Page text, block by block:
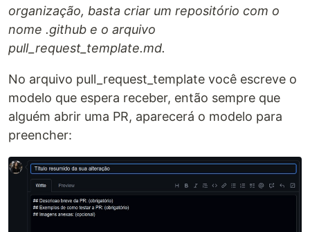
organização, basta criar um repositório com o
nome .github e o arquivo
pull_request_template.md.
No arquivo pull_request_template você escreve o
modelo que espera receber, então sempre que
alguém abrir uma PR, aparecerá o modelo para
preencher: